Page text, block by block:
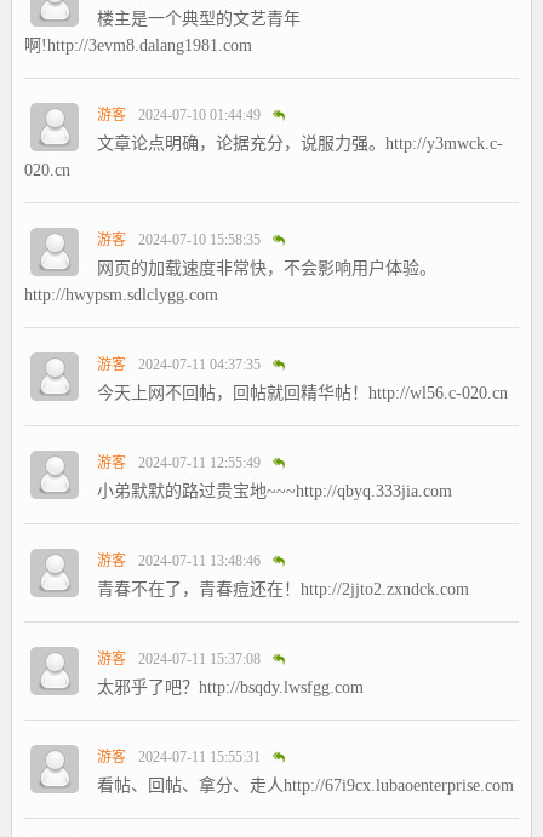
楼主是一个典型的文艺青年
啊!http://3evm8.dalang1981.com
游客 2024-07-10 01:44:49
文章论点明确，论据充分，说服力强。http://y3mwck.c-
020.cn
游客 2024-07-10 15:58:35
网页的加载速度非常快，不会影响用户体验。
http://hwypsm.sdlclygg.com
游客 2024-07-11 04:37:35
今天上网不回帖，回帖就回精华帖！http://wl56.c-020.cn
游客 2024-07-11 12:55:49
小弟默默的路过贵宝地~~~http://qbyq.333jia.com
游客 2024-07-11 13:48:46
青春不在了，青春痘还在！http://2jjto2.zxndck.com
游客 2024-07-11 15:37:08
太邪乎了吧？http://bsqdy.lwsfgg.com
游客 2024-07-11 15:55:31
看帖、回帖、拿分、走人http://67i9cx.lubaoenterprise.com